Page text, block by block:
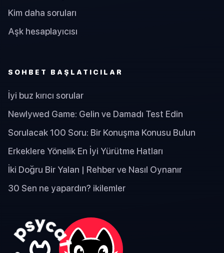
Kim daha soruları
Aşk hesaplayıcısı
SOHBET BAŞLATICILAR
İyi buz kırıcı sorular
Newlywed Game: Gelin ve Damadı Test Edin
Sorulacak 100 Soru: Bir Konuşma Konusu Bulun
Erkeklere Yönelik En İyi Yürütme Hatları
İki Doğru Bir Yalan | Rehber ve Nasıl Oynanır
30 Sen ne yapardın? ikilemler